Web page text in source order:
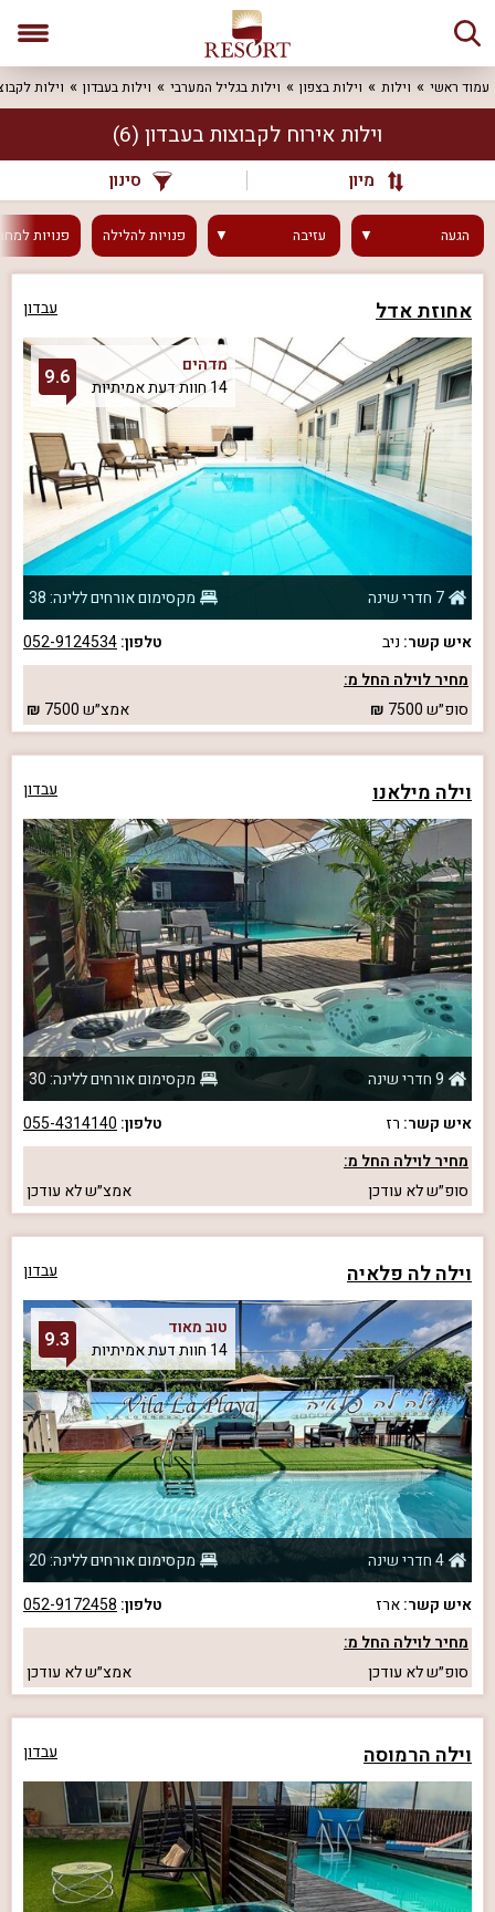
עמוד ראשי וילות וילות בצפון וילות בגליל המערבי וילות בעבדון וילות
וילות אירוח לקבוצות בעבדון (6)
מיון סינון
הגעה עזיבה פנויותלהלילה פנויות
אחוזת אדל עבדון
מדהים
14 חוות דעת אמיתיות
9.6
7 חדרי שינה
מקסימום אורחים ללינה: 38
איש קשר: ניב טלפון:052-9124534
מחיר לוילה החל מ:
סופ״ש7500 אמצ״ש7500
וילה מילאנו עבדון
9 חדרי שינה
מקסימום אורחים ללינה: 30
איש קשר: רז טלפון: 055-4314140
מחיר לוילה החל מ:
סופ״שלא עודכן אמצ״שלא עודכן
וילה לה פלאיה עבדון
טוב מאוד
14 חוות דעת אמיתיות
9.3
4 חדרי שינה
מקסימום אורחים ללינה: 20
איש קשר:ארז טלפון: 052-9172458
מחיר לוילה החל מ:
סופ״שלא עודכן אמצ״שלא עודכן
וילה הרמוסה עבדון